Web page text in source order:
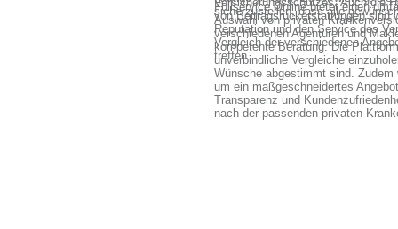
sicherzustellen, dass alle
von Beitragsrückerstattungen sind
Reputation und den Service des
Vergleich der verschiedenen
treffen.
Fullservice Online bietet einen
Auswahl von privaten
verschiedenen Agenturen und
kompetente Beratung. Die
unverbindliche Vergleiche
Wünsche abgestimmt sind.
um ein maßgeschneidertes
Transparenz und
nach der passenden privaten